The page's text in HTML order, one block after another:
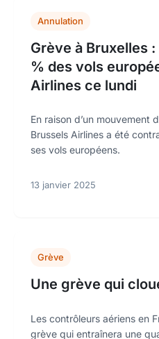
Annulation
Grève à Bruxelles
% des vols
Airlines ce lundi
En raison d’un mouvement
Brussels Airlines a été
ses vols européens.
13 janvier 2025
Grève
Une grève qui
Les contrôleurs aériens en
grève qui entraînera une